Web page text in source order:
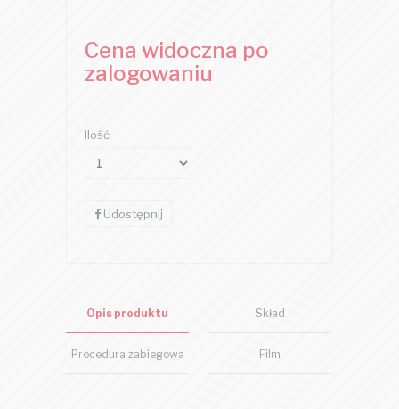
Cena widoczna po
zalogowaniu
Ilość
Udostępnij
Opis produktu Skład
Procedura zabiegowa Film